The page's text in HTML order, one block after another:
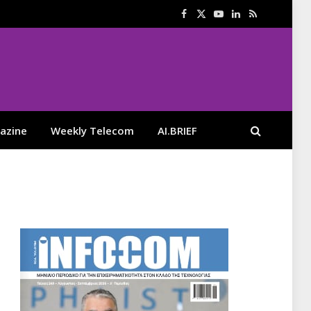
Facebook
X
YouTube
LinkedIn
RSS
Weekly Telecom AI.BRIEF